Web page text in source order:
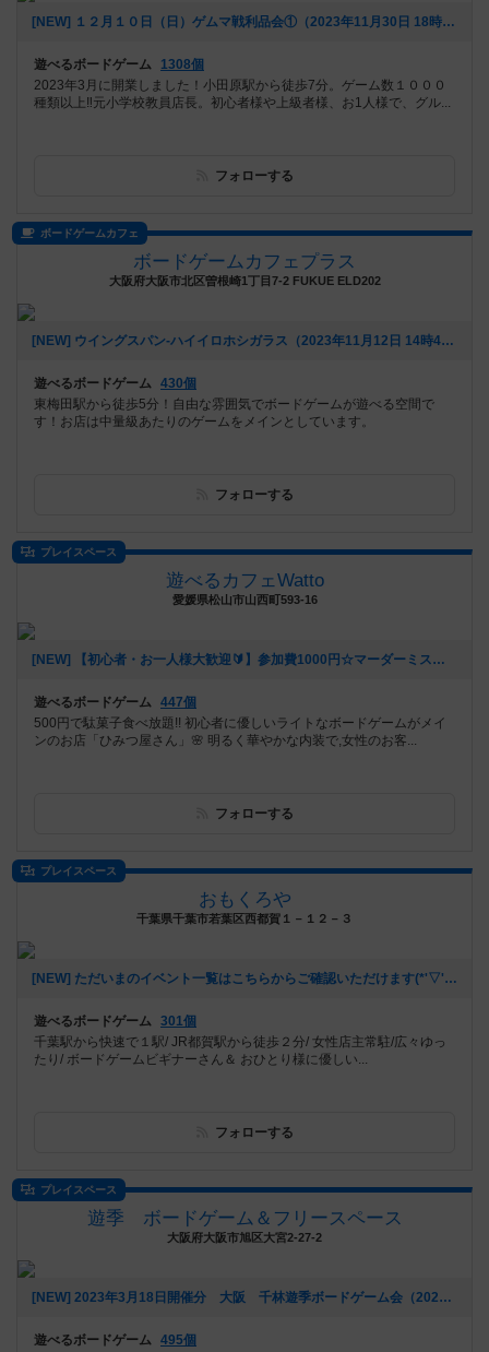
[NEW] １２月１０日（日）ゲムマ戦利品会①（2023年11月30日 18時05分）
遊べるボードゲーム
1308個
2023年3月に開業しました！小田原駅から徒歩7分。ゲーム数１０００
種類以上‼️元小学校教員店長。初心者様や上級者様、お1人様で、グル...
フォローする
ボードゲームカフェ
ボードゲームカフェプラス
大阪府大阪市北区曽根崎1丁目7-2 FUKUE ELD202
[NEW] ウイングスパン-ハイイロホシガラス（2023年11月12日 14時46分）
遊べるボードゲーム 430個
東梅田駅から徒歩5分！自由な雰囲気でボードゲームが遊べる空間で
す！お店は中量級あたりのゲームをメインとしています。
フォローする
プレイスペース
遊べるカフェWatto
愛媛県松山市山西町593-16
[NEW] 【初心者・お一人様大歓迎🔰】参加費1000円☆マーダーミステリー会（2023年07月05日 15時39分）
遊べるボードゲーム 447個
500円で駄菓子食べ放題!! 初心者に優しいライトなボードゲームがメイ
ンのお店「ひみつ屋さん」🌸 明るく華やかな内装で,女性のお客...
フォローする
プレイスペース
おもくろや
千葉県千葉市若葉区西都賀１－１２－３
[NEW] ただいまのイベント一覧はこちらからご確認いただけます(*'▽')b（2023年05月13日 20時17分）
遊べるボードゲーム 301個
千葉駅から快速で１駅/ JR都賀駅から徒歩２分/ 女性店主常駐/広々ゆっ
たり/ ボードゲームビギナーさん＆ おひとり様に優しい...
フォローする
プレイスペース
遊季 ボードゲーム＆フリースペース
大阪府大阪市旭区大宮2-27-2
[NEW] 2023年3月18日開催分 大阪 千林遊季ボードゲーム会（2023年02月17日 16時08分）
遊べるボードゲーム 495個